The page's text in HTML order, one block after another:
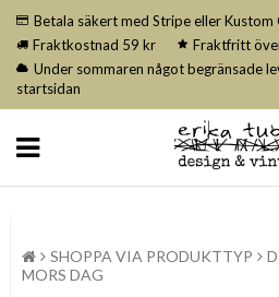
Betala säkert med Stripe eller Kustom
Fraktkostnad 59 kr
Fraktfritt
Under sommaren något begränsade
startsidan
SHOPPA VIA PRODUKTTYP
MORS DAG